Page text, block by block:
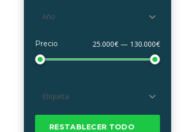
Año
Precio 25.000€ — 130.000€
Etiqueta
RESTABLECER TODO